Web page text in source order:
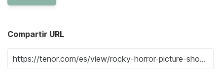
Compartir URL